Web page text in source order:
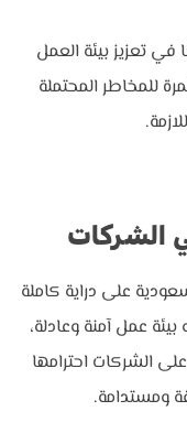
تعزيز بيئة العمل
للمخاطر المحتملة
الشركات
على دراية كاملة
عمل آمنة وعادلة،
الشركات احترامها
ومستدامة.